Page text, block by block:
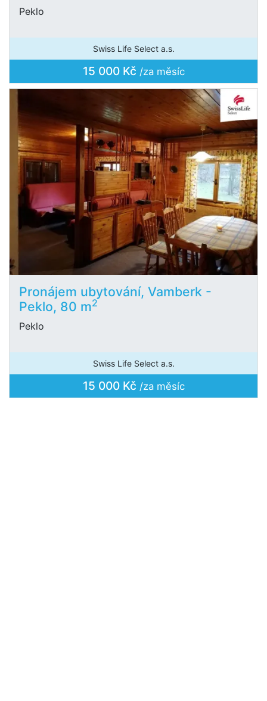
Peklo
Swiss Life Select a.s.
15 000 Kč /za měsíc
Pronájem ubytování, Vamberk -
Peklo, 80 m2
Peklo
Swiss Life Select a.s.
15 000 Kč /za měsíc